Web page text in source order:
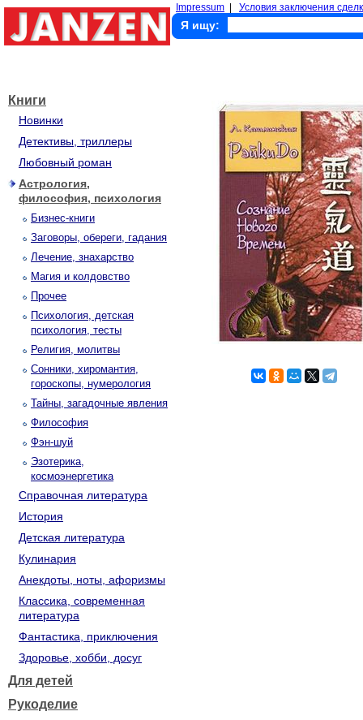
Impressum Условия заключения
Я ищу:
Книги
Новинки
Детективы, триллеры
Любовный роман
Астрология,
философия, психология
Бизнес-книги
Заговоры, обереги, гадания
Лечение, знахарство
Магия и колдовство
Прочее
Психология, детская
психология, тесты
Религия, молитвы
Сонники, хиромантия,
гороскопы, нумерология
Тайны, загадочные явления
Философия
Фэн-шуй
Эзотерика,
космоэнергетика
Справочная литература
История
Детская литература
Кулинария
Анекдоты, ноты, афоризмы
Классика, современная
литература
Фантастика, приключения
Здоровье, хобби, досуг
Для детей
Рукоделие